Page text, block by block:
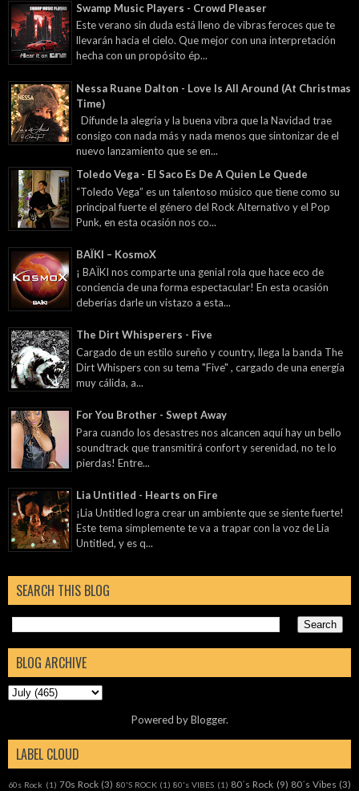
Swamp Music Players - Crowd Pleaser
Este verano sin duda está lleno de vibras feroces que te
llevarán hacia el cielo. Que mejor con una interpretación
hecha con un propósito ép...
Nessa Ruane Dalton - Love Is All Around (At Christmas
Time)
Difunde la alegría y la buena vibra que la Navidad trae
consigo con nada más y nada menos que sintonizar de el
nuevo lanzamiento que se en...
Toledo Vega - El Saco Es De A Quien Le Quede
“Toledo Vega” es un talentoso músico que tiene como su
principal fuerte el género del Rock Alternativo y el Pop
Punk, en esta ocasión nos co...
BAÏKI – KosmoX
¡ BAÏKI nos comparte una genial rola que hace eco de
conciencia de una forma espectacular! En esta ocasión
deberías darle un vistazo a esta...
The Dirt Whisperers - Five
Cargado de un estilo sureño y country, llega la banda The
Dirt Whispers con su tema "Five" , cargado de una energía
muy cálida, a...
For You Brother - Swept Away
Para cuando los desastres nos alcancen aquí hay un bello
soundtrack que transmitirá confort y serenidad, no te lo
pierdas! Entre...
Lia Untitled - Hearts on Fire
¡Lia Untitled logra crear un ambiente que se siente fuerte!
Este tema simplemente te va a trapar con la voz de Lia
Untitled, y es q...
SEARCH THIS BLOG
BLOG ARCHIVE
Powered byBlogger.
LABEL CLOUD
60s Rock (1) 70s Rock (3) 80'S ROCK (1) 80's VIBES (1) 80´s Rock (9) 80´s Vibes (3)